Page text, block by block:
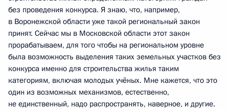
без проведения конкурса. Я знаю, что, например,
в Воронежской области уже такой региональный закон
принят. Сейчас мы в Московской области этот закон
прорабатываем, для того чтобы на региональном уровне
была возможность выделения таких земельных участков без
конкурса именно для строительства жилья таким
категориям, включая молодых учёных. Мне кажется, что это
один из возможных механизмов, естественно,
не единственный, надо распространять, наверное, и другие.